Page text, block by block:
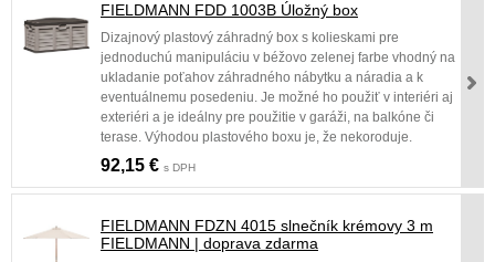
FIELDMANN FDD 1003B Úložný box
Dizajnový plastový záhradný box s kolieskami pre
jednoduchú manipuláciu v béžovo zelenej farbe vhodný na
ukladanie poťahov záhradného nábytku a náradia a k
eventuálnemu posedeniu. Je možné ho použiť v interiéri aj
exteriéri a je ideálny pre použitie v garáži, na balkóne či
terase. Výhodou plastového boxu je, že nekoroduje.
92,15 € s DPH
FIELDMANN FDZN 4015 slnečník krémovy 3 m
FIELDMANN | doprava zdarma